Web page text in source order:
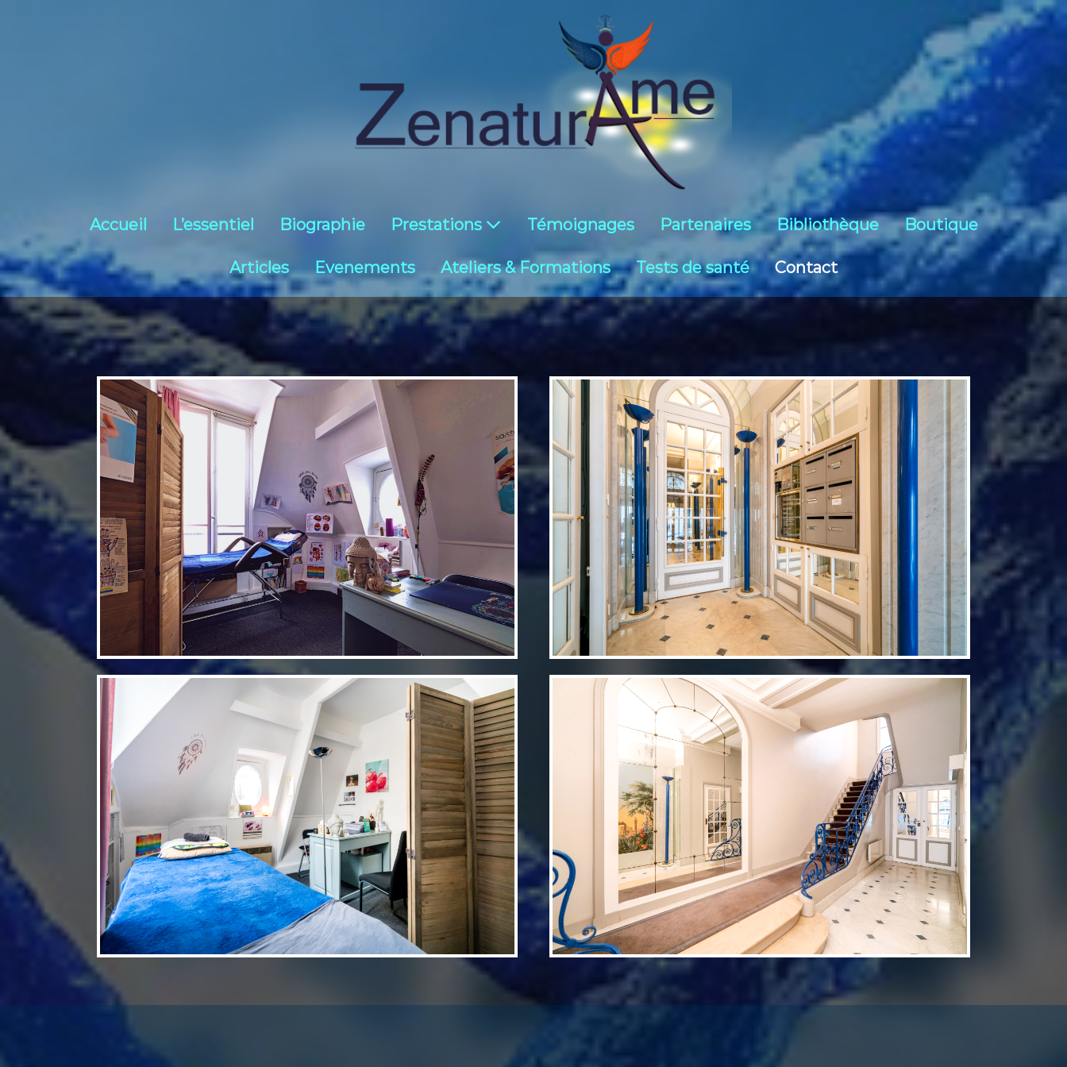
Accueil L’essentiel Biographie Prestations Témoignages Partenaires Bibliothèque Boutique
Articles Evenements Ateliers & Formations Tests de santé Contact